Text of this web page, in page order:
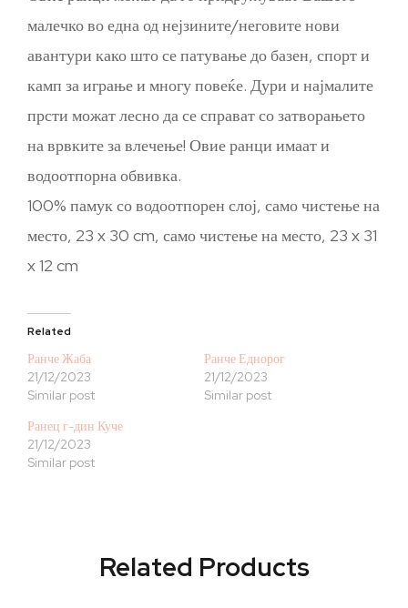
малечко во една од нејзините/неговите нови
авантури како што се патување до базен, спорт и
камп за играње и многу повеќе. Дури и најмалите
прсти можат лесно да се справат со затворањето
на врвките за влечење! Овие ранци имаат и
водоотпорна обвивка.
100% памук со водоотпорен слој, само чистење на
место, 23 x 30 cm, само чистење на место, 23 x 31
x 12 cm
Related
Ранче Жаба
21/12/2023
Similar post
Ранче Еднорог
21/12/2023
Similar post
Ранец г-дин Куче
21/12/2023
Similar post
Related Products